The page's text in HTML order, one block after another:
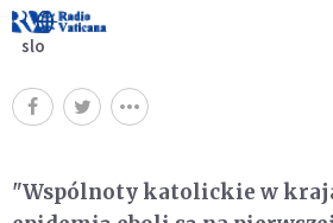
slo
"Wspólnoty katolickie w